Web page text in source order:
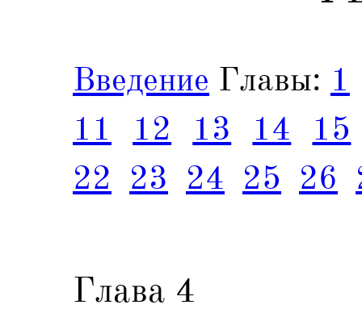
Введение Главы: 1
11
12 13 14
15
22 23 24 25 26
Глава 4